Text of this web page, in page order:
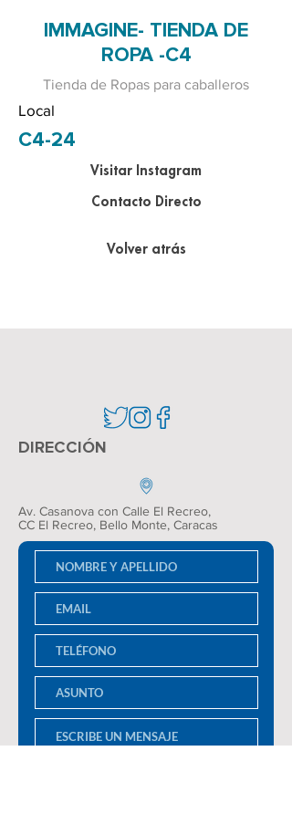
IMMAGINE- TIENDA DE
ROPA -C4
Tienda de Ropas para caballeros
Local
C4-24
Visitar Instagram
Contacto Directo
Volver atrás
DIRECCIÓN
Av. Casanova con Calle El Recreo,
CC El Recreo, Bello Monte, Caracas